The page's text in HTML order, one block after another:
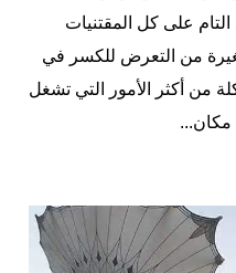
على كل المقتنيات
من التعرض للكسر في
من أكثر الأمور التي تشغل
مكان...